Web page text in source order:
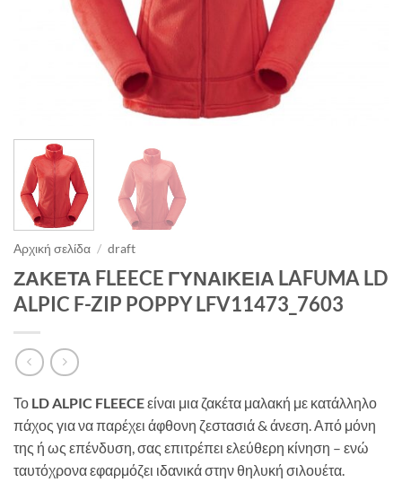
Αρχική σελίδα / draft
ΖΑΚΕΤΑ FLEECE ΓΥΝΑΙΚΕΙΑ LAFUMA LD
ALPIC F-ZIP POPPY LFV11473_7603
Το LD ALPIC FLEECEείναι μια ζακέτα μαλακή με κατάλληλο
πάχος για να παρέχει άφθονη ζεστασιά & άνεση. Από μόνη
της ή ως επένδυση, σας επιτρέπει ελεύθερη κίνηση – ενώ
ταυτόχρονα εφαρμόζει ιδανικά στην θηλυκή σιλουέτα.